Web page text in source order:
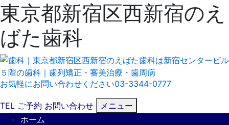
東京都新宿区西新宿のえ
ばた歯科
お気軽にお問い合わせください03-3344-0777
TEL ご予約 お問い合わせ
メニュー
ホーム